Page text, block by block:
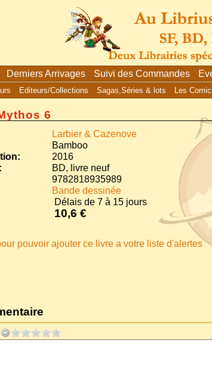
Derniers Arrivages Suivi des Commandes
Editeurs/Collections Sagas,Séries & lots Les
6
Larbier & Cazenove
Bamboo
2016
BD, livre neuf
9782818935989
Bande dessinée
Délais de 7 à 15 jours
10,6 €
pouvoir ajouter ce livre a votre liste d'alertes